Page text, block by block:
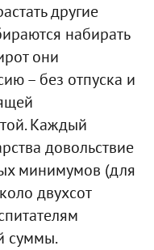
другие
набирать
они
– без отпуска и
Каждый
довольствие
минимумов (для
двухсот
суммы.